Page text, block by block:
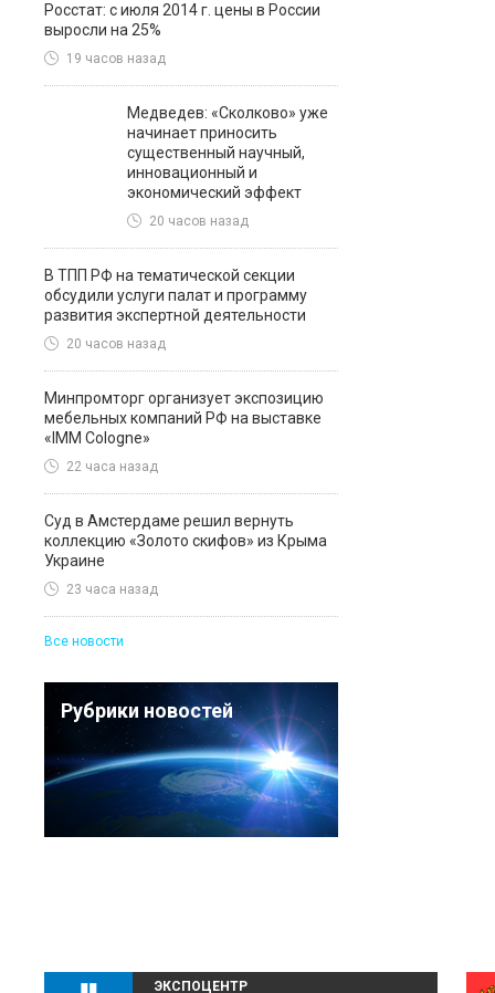
Росстат: с июля 2014 г. цены в России
выросли на 25%
19 часов назад
Медведев: «Сколково» уже
начинает приносить
существенный научный,
инновационный и
экономический эффект
20 часов назад
В ТПП РФ на тематической секции
обсудили услуги палат и программу
развития экспертной деятельности
20 часов назад
Минпромторг организует экспозицию
мебельных компаний РФ на выставке
«IMM Cologne»
22 часа назад
Суд в Амстердаме решил вернуть
коллекцию «Золото скифов» из Крыма
Украине
23 часа назад
Все новости
Рубрики новостей
ЭКСПОЦЕНТР